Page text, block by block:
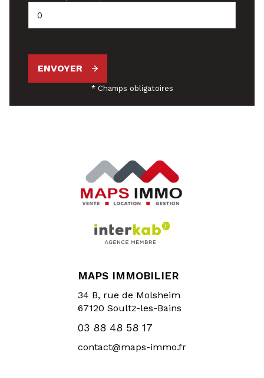
ENVOYER
* Champs obligatoires
MAPS IMMOBILIER
34 B, rue de Molsheim
67120 Soultz-les-Bains
03 88 48 58 17
contact@maps-immo.fr